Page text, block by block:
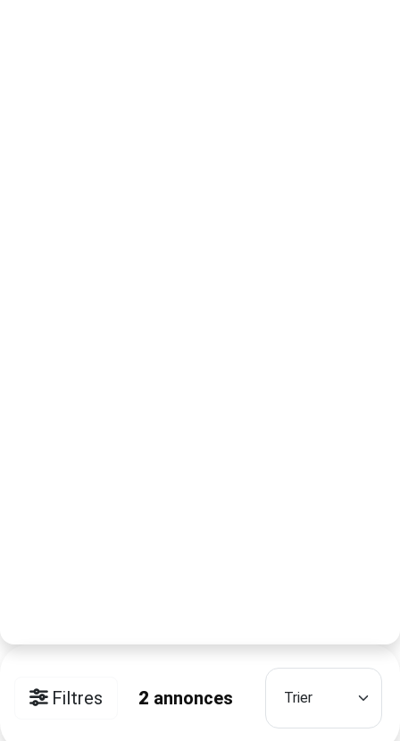
Filtres 2 annonces